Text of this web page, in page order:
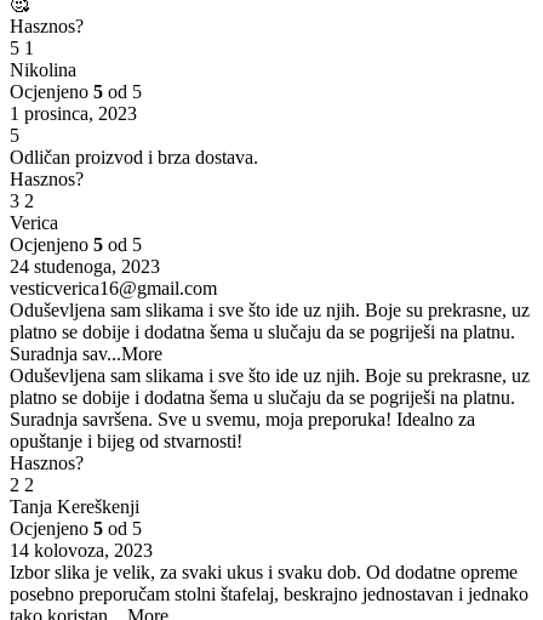
Hasznos?
5 1
Nikolina
Ocjenjeno 5 od 5
1 prosinca, 2023
5
Odličan proizvod i brza dostava.
Hasznos?
3 2
Verica
Ocjenjeno 5 od 5
24 studenoga, 2023
vesticverica16@gmail.com
Oduševljena sam slikama i sve što ide uz njih. Boje su prekrasne, uz
platno se dobije i dodatna šema u slučaju da se pogriješi na platnu.
Suradnja sav...More
Oduševljena sam slikama i sve što ide uz njih. Boje su prekrasne, uz
platno se dobije i dodatna šema u slučaju da se pogriješi na platnu.
Suradnja savršena. Sve u svemu, moja preporuka! Idealno za
opuštanje i bijeg od stvarnosti!
Hasznos?
2 2
Tanja Kereškenji
Ocjenjeno 5 od 5
14 kolovoza, 2023
Izbor slika je velik, za svaki ukus i svaku dob. Od dodatne opreme
posebno preporučam stolni štafelaj, beskrajno jednostavan i jednako
tako koristan,...More